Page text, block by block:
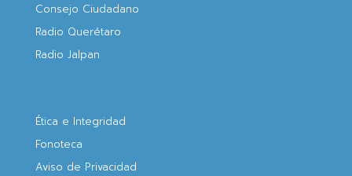
Consejo Ciudadano
Radio Querétaro
Radio Jalpan
Ética e Integridad
Fonoteca
Aviso de Privacidad